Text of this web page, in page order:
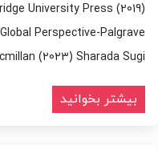
University Press (2019)
Perspective-Palgrave
(2023) Sharada Sugi...
بیشتر بخوانید